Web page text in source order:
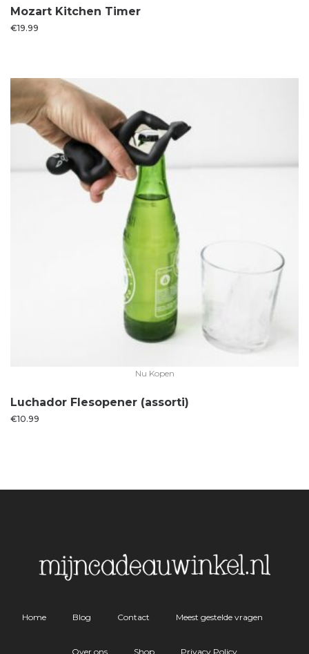
Mozart Kitchen Timer
€19.99
Nu Kopen
Luchador Flesopener (assorti)
€10.99
Home Blog Contact Meest gestelde vragen
Over ons Shop Privacy Policy